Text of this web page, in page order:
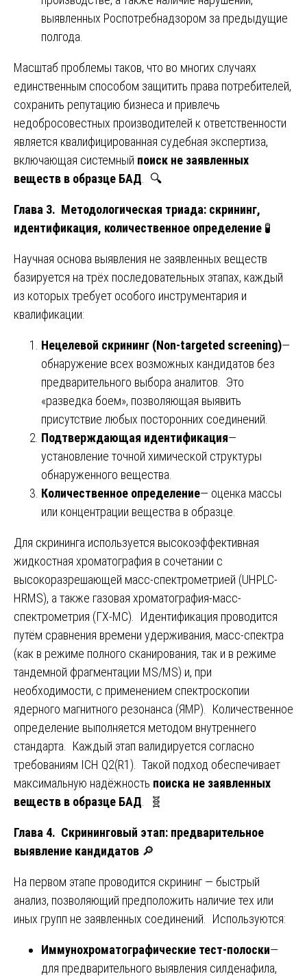
выявленных Роспотребнадзором за предыдущие
полгода.
Масштаб проблемы таков, что во многих случаях
единственным способом защитить права потребителей,
сохранить репутацию бизнеса и привлечь
недобросовестных производителей к ответственности
является квалифицированная судебная экспертиза,
включающая системный поиск не заявленных
веществ в образце БАД . 🔍
Глава 3. Методологическая триада: скрининг,
идентификация, количественное определение 🧪
Научная основа выявления не заявленных веществ
базируется на трёх последовательных этапах, каждый
из которых требует особого инструментария и
квалификации:
Нецелевой скрининг (Non-targeted screening)—
обнаружение всех возможных кандидатов без
предварительного выбора аналитов. Это
«разведка боем», позволяющая выявить
присутствие любых посторонних соединений.
Подтверждающая идентификация—
установление точной химической структуры
обнаруженного вещества.
Количественное определение— оценка массы
или концентрации вещества в образце.
Для скрининга используется высокоэффективная
жидкостная хроматография в сочетании с
высокоразрешающей масс-спектрометрией (UHPLC-
HRMS), а также газовая хроматография-масс-
спектрометрия (ГХ-МС). Идентификация проводится
путём сравнения времени удерживания, масс-спектра
(как в режиме полного сканирования, так и в режиме
тандемной фрагментации MS/MS) и, при
необходимости, с применением спектроскопии
ядерного магнитного резонанса (ЯМР). Количественное
определение выполняется методом внутреннего
стандарта. Каждый этап валидируется согласно
требованиям ICH Q2(R1). Такой подход обеспечивает
максимальную надёжность поиска не заявленных
веществ в образце БАД . 🧬
Глава 4. Скрининговый этап: предварительное
выявление кандидатов 🔎
На первом этапе проводится скрининг — быстрый
анализ, позволяющий предположить наличие тех или
иных групп не заявленных соединений. Используются:
Иммунохроматографические тест-полоски—
для предварительного выявления силденафила,